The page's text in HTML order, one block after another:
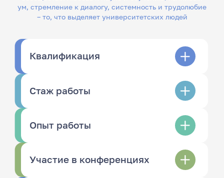
ум, стремление к диалогу, системность и трудолюбие
– то, что выделяет университетских людей
Квалификация
Стаж работы
Опыт работы
Участие в конференциях